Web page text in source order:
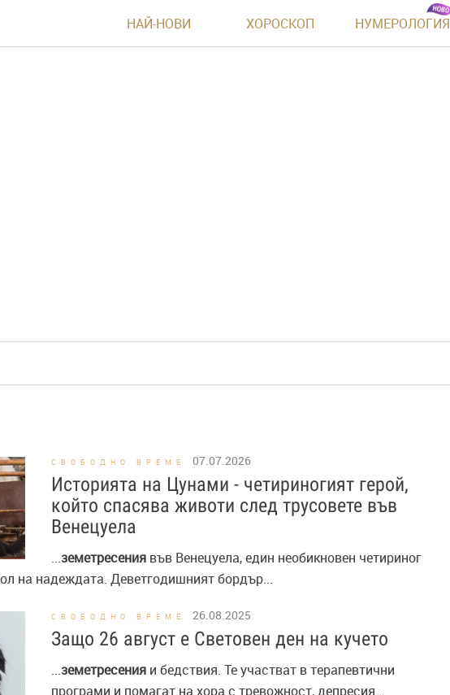
НАЙ-НОВИ ХОРОСКОП НУМЕРОЛОГИЯ
СВОБОДНО ВРЕМЕ 07.07.2026
Историята на Цунами - четириногият герой,
който спасява животи след трусовете във
Венецуела
...земетресения във Венецуела, един необикновен четириног
на надеждата. Деветгодишният бордър...
СВОБОДНО ВРЕМЕ 26.08.2025
Защо 26 август е Световен ден на кучето
...земетресения и бедствия. Те участват в терапевтични
програми и помагат на хора с тревожност, депресия...